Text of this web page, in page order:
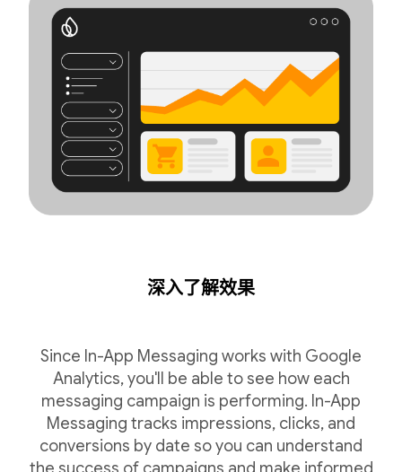
深入了解效果
Since In-App Messaging works with Google
Analytics, you'll be able to see how each
messaging campaign is performing. In-App
Messaging tracks impressions, clicks, and
conversions by date so you can understand